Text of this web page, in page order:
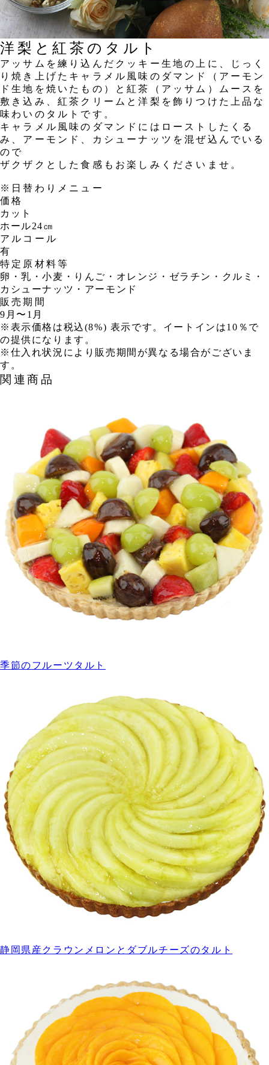
洋梨と紅茶のタルト
アッサムを練り込んだクッキー生地の上に、じっく
り焼き上げたキャラメル風味のダマンド（アーモン
ド生地を焼いたもの）と紅茶（アッサム）ムースを
敷き込み、紅茶クリームと洋梨を飾りつけた上品な
味わいのタルトです。
キャラメル風味のダマンドにはローストしたくる
み、アーモンド、カシューナッツを混ぜ込んでいる
ので
ザクザクとした食感もお楽しみくださいませ。
※日替わりメニュー
価格
カット
ホール24㎝
アルコール
有
特定原材料等
卵・乳・小麦・りんご・オレンジ・ゼラチン・クルミ・
カシューナッツ・アーモンド
販売期間
9月〜1月
※表示価格は税込(8%) 表示です。イートインは10％で
の提供になります。
※仕入れ状況により販売期間が異なる場合がございま
す。
関連商品
季節のフルーツタルト
静岡県産クラウンメロンとダブルチーズのタルト